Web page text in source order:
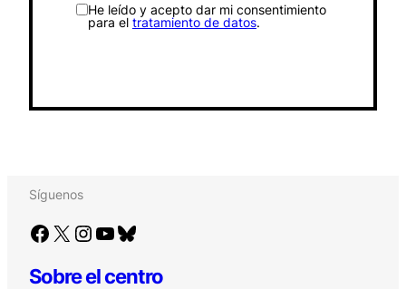
He leído y acepto dar mi consentimiento
para el tratamiento de datos.
Síguenos
Facebook X Instagram YouTube Bluesky
Sobre el centro